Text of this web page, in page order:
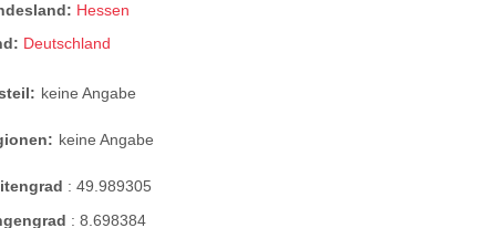
Hessen
Deutschland
keine Angabe
keine Angabe
:49.989305
:8.698384